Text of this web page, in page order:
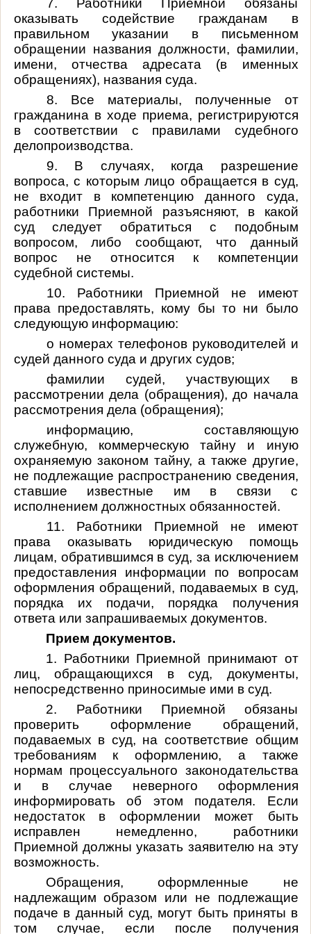
оказывать содействие гражданам в
правильном указании в письменном
обращении названия должности, фамилии,
имени, отчества адресата (в именных
обращениях), названия суда.
8. Все материалы, полученные от
гражданина в ходе приема, регистрируются
в соответствии с правилами судебного
делопроизводства.
9. В случаях, когда разрешение
вопроса, с которым лицо обращается в суд,
не входит в компетенцию данного суда,
работники Приемной разъясняют, в какой
суд следует обратиться с подобным
вопросом, либо сообщают, что данный
вопрос не относится к компетенции
судебной системы.
10. Работники Приемной не имеют
права предоставлять, кому бы то ни было
следующую информацию:
о номерах телефонов руководителей и
судей данного суда и других судов;
фамилии судей, участвующих в
рассмотрении дела (обращения), до начала
рассмотрения дела (обращения);
информацию, составляющую
служебную, коммерческую тайну и иную
охраняемую законом тайну, а также другие,
не подлежащие распространению сведения,
ставшие известные им в связи с
исполнением должностных обязанностей.
11. Работники Приемной не имеют
права оказывать юридическую помощь
лицам, обратившимся в суд, за исключением
предоставления информации по вопросам
оформления обращений, подаваемых в суд,
порядка их подачи, порядка получения
ответа или запрашиваемых документов.
Прием документов.
1. Работники Приемной принимают от
лиц, обращающихся в суд, документы,
непосредственно приносимые ими в суд.
2. Работники Приемной обязаны
проверить оформление обращений,
подаваемых в суд, на соответствие общим
требованиям к оформлению, а также
нормам процессуального законодательства
и в случае неверного оформления
информировать об этом подателя. Если
недостаток в оформлении может быть
исправлен немедленно, работники
Приемной должны указать заявителю на эту
возможность.
Обращения, оформленные не
надлежащим образом или не подлежащие
подаче в данный суд, могут быть приняты в
том случае, если после получения